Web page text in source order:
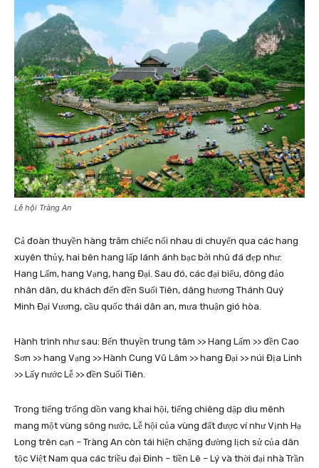
Lễ hội Tràng An
Cả đoàn thuyền hàng trăm chiếc nối nhau di chuyển qua các hang
xuyên thủy, hai bên hang lấp lánh ánh bạc bởi nhũ đá đẹp như:
Hang Lấm, hang Vạng, hang Đại. Sau đó, các đại biểu, đông đảo
nhân dân, du khách đến đền Suối Tiên, dâng hương Thánh Quý
Minh Đại Vương, cầu quốc thái dân an, mưa thuận gió hòa.
Hành trình như sau: Bến thuyền trung tâm >> Hang Lấm >> đền Cao
Sơn >> hang Vạng >> Hành Cung Vũ Lâm >> hang Đại >> núi Địa Linh
>> Lấy nước Lễ >> đền Suối Tiên.
Trong tiếng trống dồn vang khai hội, tiếng chiêng dập dìu mênh
mang một vùng sông nước, Lễ hội của vùng đất được ví như Vịnh Hạ
Long trên cạn – Tràng An còn tái hiện chặng đường lịch sử của dân
tộc Việt Nam qua các triều đại Đinh – tiền Lê – Lý và thời đại nhà Trần